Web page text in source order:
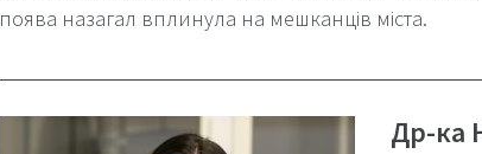
поява назагал вплинула на мешканців міста.
Др-ка